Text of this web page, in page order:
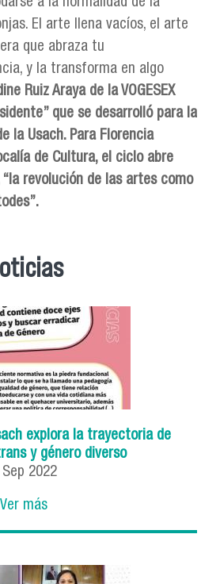
El arte llena vacíos, el arte
que abraza tu
y la transforma en algo
Ruiz Araya de la VOGESEX
que se desarrolló para la
la Usach. Para Florencia
de Cultura, el ciclo abre
revolución de las artes como
explora la trayectoria de
y género diverso
Sep 2022
Ver más